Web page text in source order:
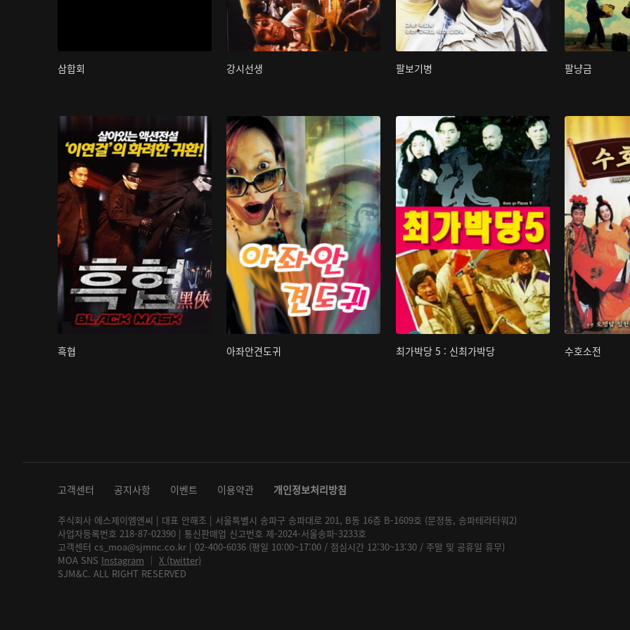
삼합회 강시선생 팔보기병 팔냥금
흑협 아좌안견도귀 최가박당 5 : 신최가박당 수호소전
고객센터 공지사항 이벤트 이용약관 개인정보처리방침
주식회사 에스제이엠엔씨 | 대표 안해조 | 서울특별시 송파구 송파대로 201, B동 16층 B-1609호 (문정동, 송파테라타워2)
사업자등록번호 218-87-02390 | 통신판매업 신고번호 제-2024-서울송파-3233호
고객센터 cs_moa@sjmnc.co.kr | 02-400-6036 (평일 10:00~17:00 / 점심시간 12:30~13:30 / 주말 및 공휴일 휴무)
MOA SNS Instagram │ X (twitter)
SJM&C. ALL RIGHT RESERVED